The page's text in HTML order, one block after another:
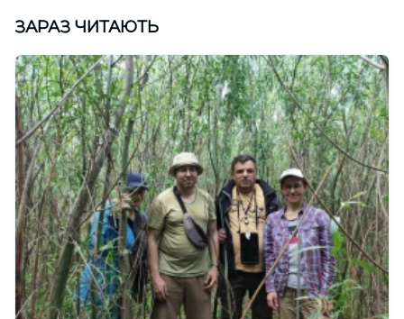
ЗАРАЗ ЧИТАЮТЬ